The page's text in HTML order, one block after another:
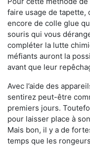
faire usage de tapette,
encore de colle glue
souris qui vous
compléter la lutte
méfiants auront la
avant que leur
Avec l’aide des
sentirez peut-être
premiers jours.
pour laisser place à
Mais bon, il y a de
temps que les